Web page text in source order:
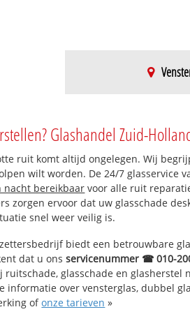
Zeeheldenbuurt
De Hoefslag
Oranjebuurt
Zeldenrust
Glashandel Zuid-
ruit komt altijd ongelegen. Wij
wilt worden. De 24/7 glasservice
nacht bereikbaar voor alle ruit
zorgen ervoor dat uw glasschade
snel weer veilig is.
biedt een betrouwbare
dat u onsservicenummer ☎ 010-
ruitschade, glasschade en glasherstel
informatie over vensterglas, dubbel
ofonze tarieven »